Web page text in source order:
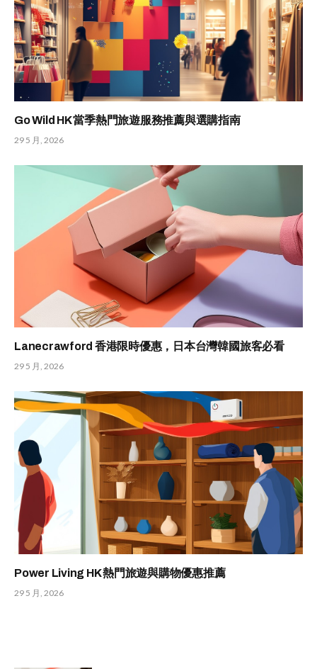
Go Wild HK 當季熱門旅遊服務推薦與選購指南
29 5 月, 2026
Lanecrawford 香港限時優惠，日本台灣韓國旅客必看
29 5 月, 2026
Power Living HK 熱門旅遊與購物優惠推薦
29 5 月, 2026